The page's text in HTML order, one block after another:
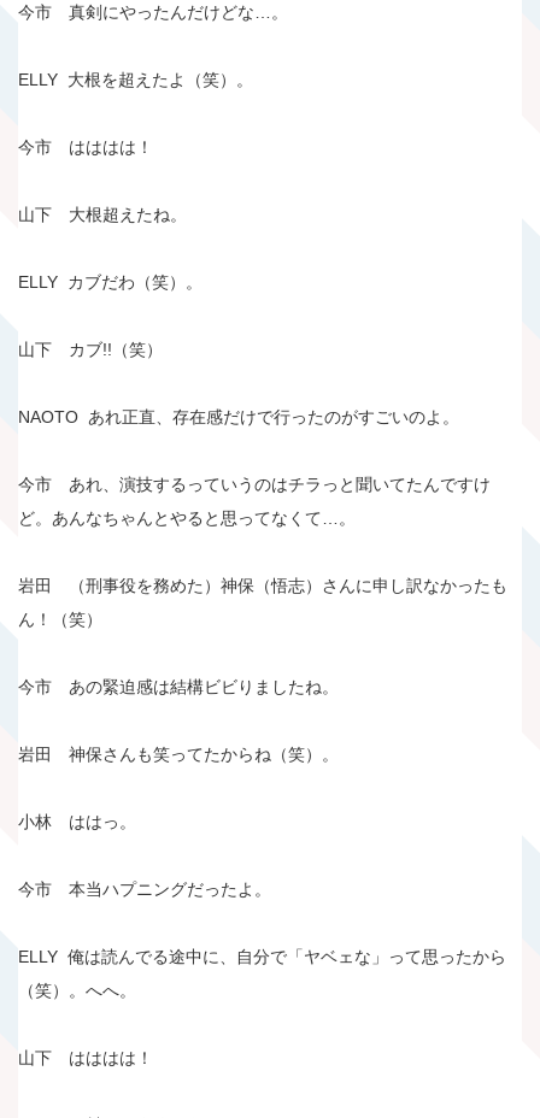
今市 真剣にやったんだけどな…。
ELLY 大根を超えたよ（笑）。
今市 はははは！
山下 大根超えたね。
ELLY カブだわ（笑）。
山下 カブ!!（笑）
NAOTO あれ正直、存在感だけで行ったのがすごいのよ。
今市 あれ、演技するっていうのはチラっと聞いてたんですけ
ど。あんなちゃんとやると思ってなくて…。
岩田 （刑事役を務めた）神保（悟志）さんに申し訳なかったも
ん！（笑）
今市 あの緊迫感は結構ビビりましたね。
岩田 神保さんも笑ってたからね（笑）。
小林 ははっ。
今市 本当ハプニングだったよ。
ELLY 俺は読んでる途中に、自分で「ヤベェな」って思ったから
（笑）。へへ。
山下 はははは！